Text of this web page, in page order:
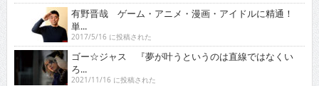
有野晋哉 ゲーム・アニメ・漫画・アイドルに精通！
単...
2017/5/16 に投稿された
ゴー☆ジャス 『夢が叶うというのは直線ではなくい
ろ...
2021/11/16 に投稿された